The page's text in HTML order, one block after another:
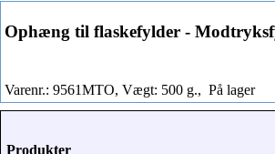
Ophæng til flaskefylder -
Varenr.: 9561MTO, Vægt: 500 g., På lager
Produkter